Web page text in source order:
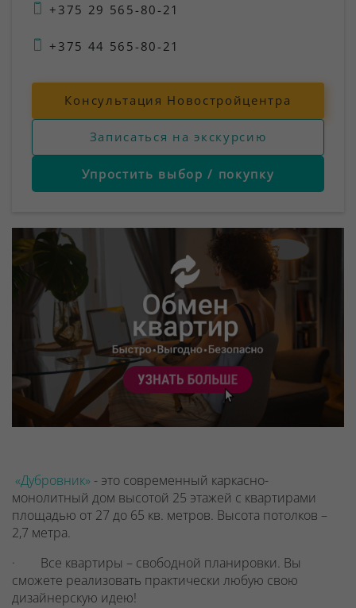
+375 29 565-80-21
+375 44 565-80-21
Консультация Новостройцентра
Записаться на экскурсию
Упростить выбор / покупку
«Дубровник» - это современный каркасно-
монолитный дом высотой 25 этажей с квартирами
площадью от 27 до 65 кв. метров. Высота потолков –
2,7 метра.
· Все квартиры – свободной планировки. Вы
сможете реализовать практически любую свою
дизайнерскую идею!